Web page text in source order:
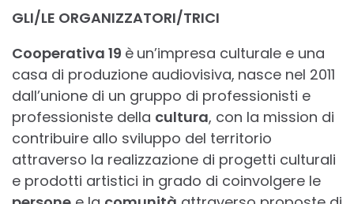
GLI/LE ORGANIZZATORI/TRICI
Cooperativa 19 è un’impresa culturale e una
casa di produzione audiovisiva, nasce nel 2011
dall’unione di un gruppo di professionisti e
professioniste della cultura, con la mission di
contribuire allo sviluppo del territorio
attraverso la realizzazione di progetti culturali
e prodotti artistici in grado di coinvolgere le